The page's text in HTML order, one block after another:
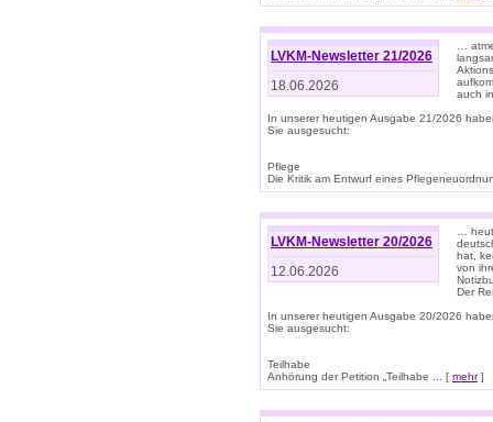
LVKM-Newsletter 21/2026
18.06.2026
…
auch
In unserer heutigen Ausgabe 21/2026
Sie ausgesucht:
Pflege
Die Kritik am Entwurf eines
LVKM-Newsletter 20/2026
12.06.2026
…
hat,
von
Der
In unserer heutigen Ausgabe 20/2026
Sie ausgesucht:
Teilhabe
Anhörung der Petition „Teilhabe ... [ mehr]